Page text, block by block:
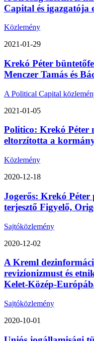
Capital és
Közlemény
2021-01-29
Krekó Péter
Menczer Tamás és
A Political Capital
2021-01-05
Politico: Krekó Péter
eltorzította a
Közlemény
2020-12-18
Jogerős: Krekó
terjesztő Figyelő,
Sajtóközlemény
2020-12-02
A Kreml
revizionizmust és
Kelet-Közép-
Sajtóközlemény
2020-10-01